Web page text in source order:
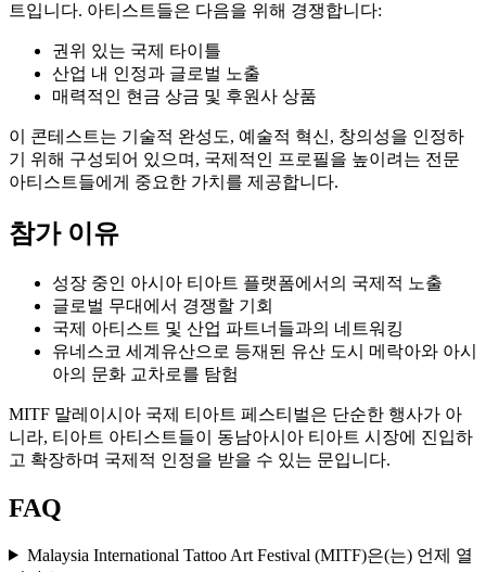
트입니다. 아티스트들은 다음을 위해 경쟁합니다:
권위 있는 국제 타이틀
산업 내 인정과 글로벌 노출
매력적인 현금 상금 및 후원사 상품
이 콘테스트는 기술적 완성도, 예술적 혁신, 창의성을 인정하
기 위해 구성되어 있으며, 국제적인 프로필을 높이려는 전문
아티스트들에게 중요한 가치를 제공합니다.
참가 이유
성장 중인 아시아 티아트 플랫폼에서의 국제적 노출
글로벌 무대에서 경쟁할 기회
국제 아티스트 및 산업 파트너들과의 네트워킹
유네스코 세계유산으로 등재된 유산 도시 메락아와 아시
아의 문화 교차로를 탐험
MITF 말레이시아 국제 티아트 페스티벌은 단순한 행사가 아
니라, 티아트 아티스트들이 동남아시아 티아트 시장에 진입하
고 확장하며 국제적 인정을 받을 수 있는 문입니다.
FAQ
Malaysia International Tattoo Art Festival (MITF)은(는) 언제 열